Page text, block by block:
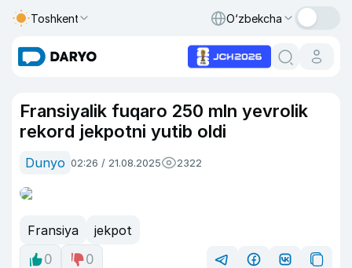
Toshkent O‘zbekcha
Fransiyalik fuqaro 250 mln yevrolik
rekord jekpotni yutib oldi
Dunyo 02:26 / 21.08.2025 2322
Fransiya
jekpot
0
0